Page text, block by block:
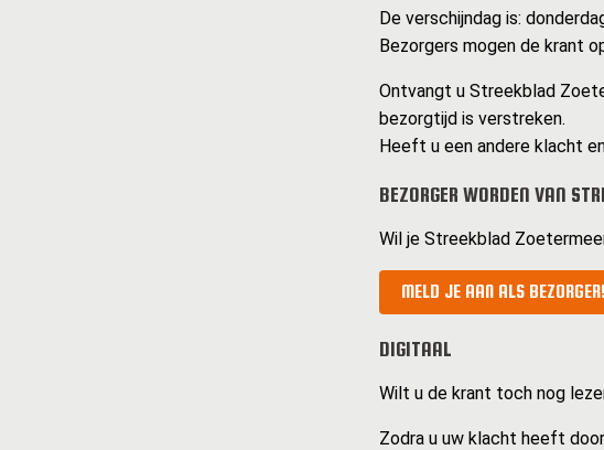
De verschijndag is:
Bezorgers mogen de krant
Ontvangt u Streekblad
bezorgtijd is verstreken.
Heeft u een andere klacht
BEZORGER WORDEN VAN
Wil je Streekblad
MELD JE AAN ALS BEZORGER!
DIGITAAL
Wilt u de krant toch nog
Zodra u uw klacht heeft